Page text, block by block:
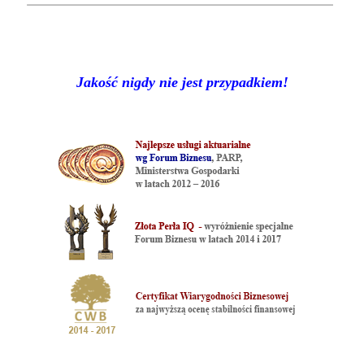
Jakość nigdy nie jest przypadkiem!